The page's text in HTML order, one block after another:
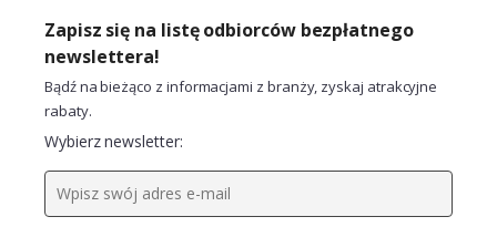
Zapisz się na listę odbiorców bezpłatnego
newslettera!
Bądź na bieżąco z informacjami z branży, zyskaj atrakcyjne
rabaty.
Wybierz newsletter: